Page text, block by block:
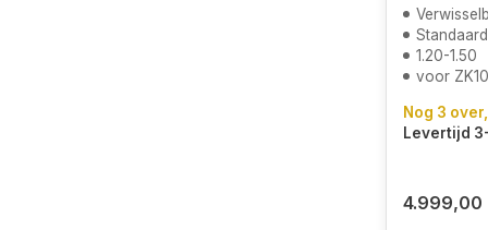
1.20-1.50
voor
Nog 3
Levertijd
4.999,00